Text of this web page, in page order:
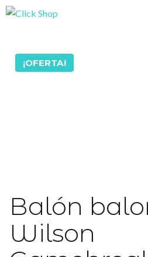
Saltar
¡OFERTA!
Balón
Wilson